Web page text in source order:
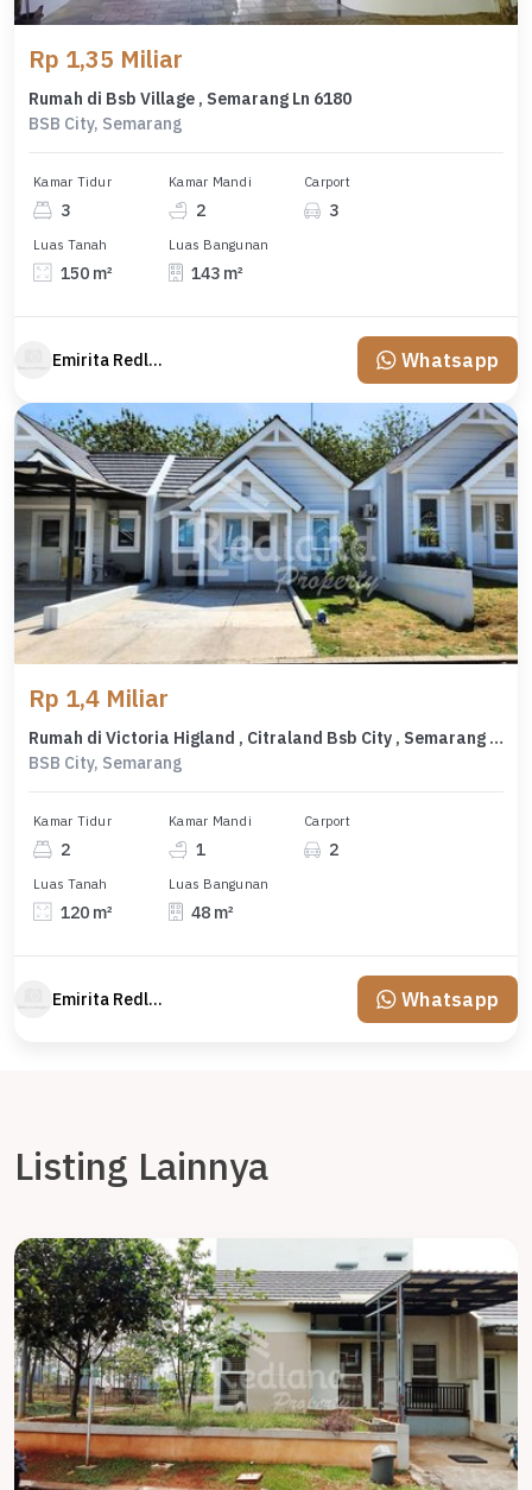
Rp 1,35 Miliar
Rumah di Bsb Village , Semarang Ln 6180
BSB City, Semarang
Kamar Tidur
3
Kamar Mandi
2
Carport
3
Luas Tanah
150 m²
Luas Bangunan
143 m²
Emirita Redland Whatsapp
Rp 1,4 Miliar
Rumah di Victoria Higland , Citraland Bsb City , Semarang ( Vn 8626 )
BSB City, Semarang
Kamar Tidur
2
Kamar Mandi
1
Carport
2
Luas Tanah
120 m²
Luas Bangunan
48 m²
Emirita Redland Whatsapp
Listing Lainnya